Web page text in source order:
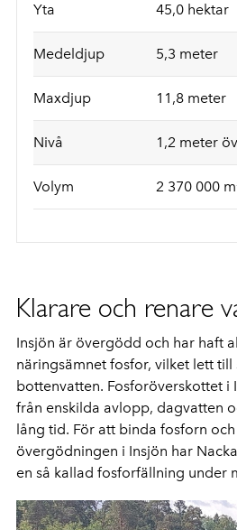
Yta 45,0 hektar
Medeldjup 5,3 meter
Maxdjup 11,8 meter
Nivå 1,2 meter
Volym 2 370 000
Klarare och renare
Insjön är övergödd och har haft
näringsämnet fosfor, vilket lett till
bottenvatten. Fosforöverskottet i
från enskilda avlopp, dagvatten
lång tid. För att binda fosforn och
övergödningen i Insjön har
en så kallad fosforfällning under